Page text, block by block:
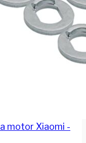
motor Xiaomi -